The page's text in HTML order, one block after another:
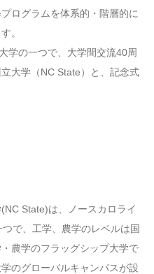
ログラムを体系的・階層的に
。
学の一つで、大学間交流40周
大学（NC State）と、記念式
State)は、ノースカロライ
で、工学、農学のレベルは国
農学のフラッグシップ大学で
のグローバルキャンパスが設